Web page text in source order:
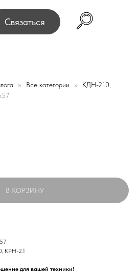
теперь по адресу 220075,
Все категории
КДН-210,
В КОРЗИНУ
КРН-2.1
для вашей техники!